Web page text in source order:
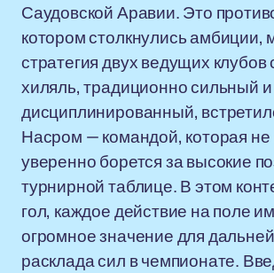
Саудовской Аравии. Это
котором столкнулись амбиции,
стратегия двух ведущих
хиляль, традиционно сильный и
дисциплинированный,
Насром — командой, которая
уверенно борется за высокие
турнирной таблице. В этом
гол, каждое действие на поле
огромное значение для
расклада сил в чемпионате.